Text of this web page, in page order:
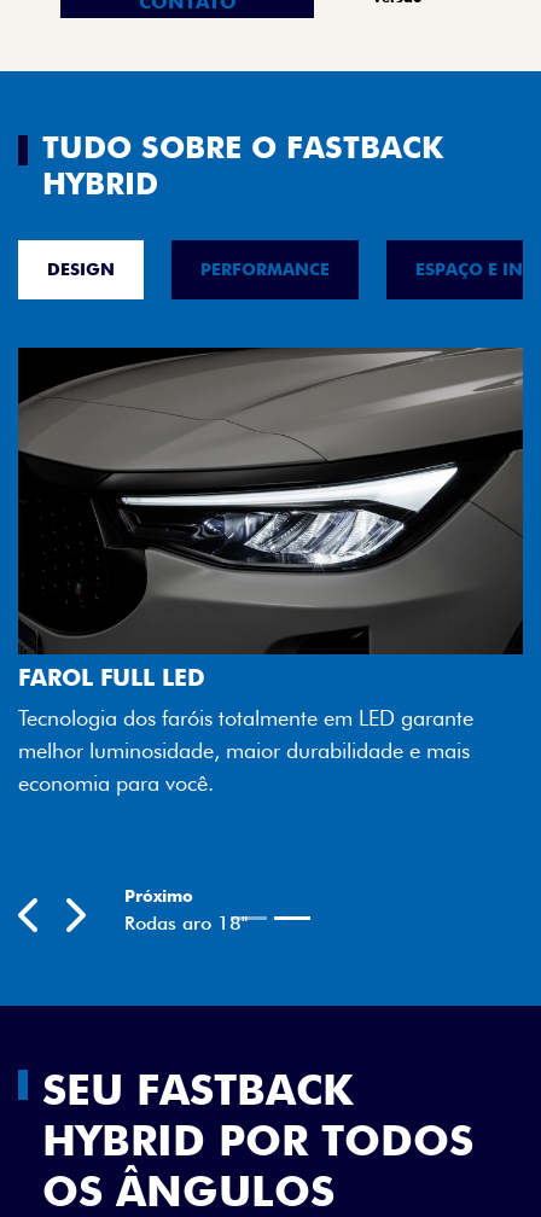
TUDO SOBRE O FASTBACK
HYBRID
DESIGN PERFORMANCE ESPAÇO E
FAROL FULL LED
Tecnologia dos faróis totalmente em LED garante
melhor luminosidade, maior durabilidade e mais
economia para você.
Previous
Next
Próximo
Rodas aro 18"
SEU FASTBACK
HYBRID POR TODOS
OS ÂNGULOS